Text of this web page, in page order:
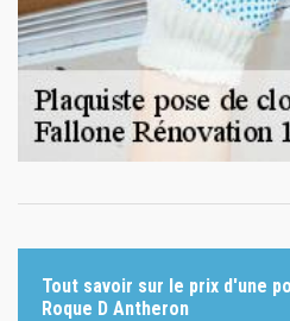
Tout savoir sur le prix d'une
Roque D Antheron